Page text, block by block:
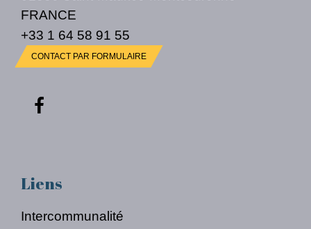
FRANCE
+33 1 64 58 91 55
CONTACT PAR FORMULAIRE
Liens
Intercommunalité